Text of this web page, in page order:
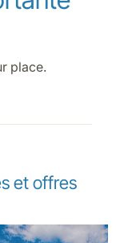
place.
et offres